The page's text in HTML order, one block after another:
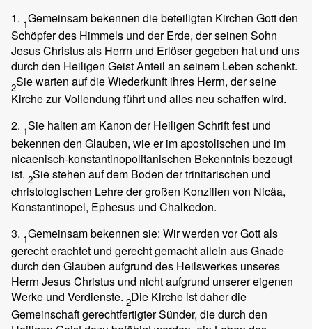
1. 1Gemeinsam bekennen die beteiligten Kirchen Gott den
Schöpfer des Himmels und der Erde, der seinen Sohn
Jesus Christus als Herrn und Erlöser gegeben hat und uns
durch den Heiligen Geist Anteil an seinem Leben schenkt.
2Sie warten auf die Wiederkunft ihres Herrn, der seine
Kirche zur Vollendung führt und alles neu schaffen wird.
2. 1Sie halten am Kanon der Heiligen Schrift fest und
bekennen den Glauben, wie er im apostolischen und im
nicaenisch-konstantinopolitanischen Bekenntnis bezeugt
ist. 2Sie stehen auf dem Boden der trinitarischen und
christologischen Lehre der großen Konzilien von Nicäa,
Konstantinopel, Ephesus und Chalkedon.
3. 1Gemeinsam bekennen sie: Wir werden vor Gott als
gerecht erachtet und gerecht gemacht allein aus Gnade
durch den Glauben aufgrund des Heilswerkes unseres
Herrn Jesus Christus und nicht aufgrund unserer eigenen
Werke und Verdienste. 2Die Kirche ist daher die
Gemeinschaft gerechtfertigter Sünder, die durch den